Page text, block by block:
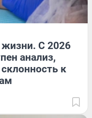
жизни. С 2026
анализ,
к